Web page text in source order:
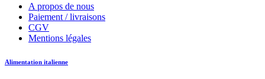
A propos de nous
Paiement / livraisons
CGV
Mentions légales
Alimentation italienne